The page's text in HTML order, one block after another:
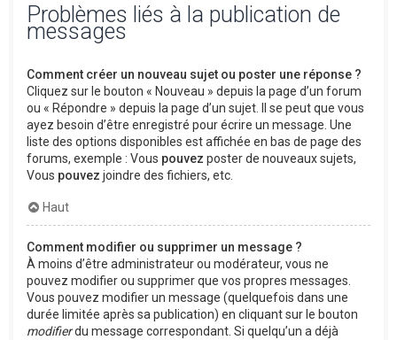
Problèmes liés à la publication de
messages
Comment créer un nouveau sujet ou poster une réponse ?
Cliquez sur le bouton « Nouveau » depuis la page d’un forum
ou « Répondre » depuis la page d’un sujet. Il se peut que vous
ayez besoin d’être enregistré pour écrire un message. Une
liste des options disponibles est affichée en bas de page des
forums, exemple : Vous pouvez poster de nouveaux sujets,
Vous pouvez joindre des fichiers, etc.
Haut
Comment modifier ou supprimer un message ?
À moins d’être administrateur ou modérateur, vous ne
pouvez modifier ou supprimer que vos propres messages.
Vous pouvez modifier un message (quelquefois dans une
durée limitée après sa publication) en cliquant sur le bouton
modifierdu message correspondant. Si quelqu’un a déjà